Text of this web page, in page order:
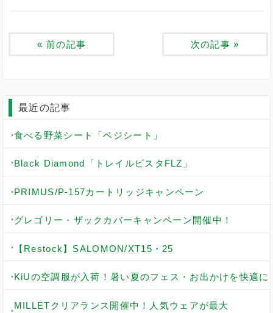
« 前の記事 次の記事 »
最近の記事
食べる野菜シート「ベジシート」
Black Diamond「トレイルビスタFLZ」
PRIMUS/P-157カートリッジキャンペーン
グレゴリー・ザックカバーキャンペーン開催中！
【Restock】SALOMON/XT15・25
KiUの空調服が入荷！暑い夏のフェス・お出かけを快適に
MILLETクリアランス開催中！人気ウェアが最大